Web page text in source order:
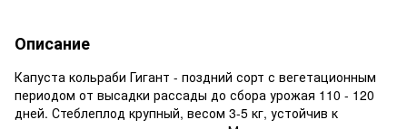
Описание
Капуста кольраби Гигант - поздний сорт с вегетационным
периодом от высадки рассады до сбора урожая 110 - 120
дней. Стеблеплод крупный, весом 3-5 кг, устойчив к